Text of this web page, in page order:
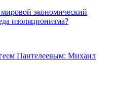
экономический
изоляционизма?
Пантелеевым: Михаил